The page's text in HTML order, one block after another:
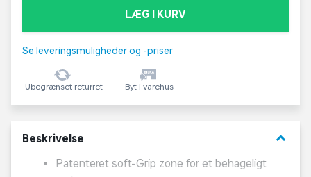
LÆG I KURV
Se leveringsmuligheder og -priser
Ubegrænset returret Byt i varehus
Beskrivelse keyboard_arrow_down
Patenteret soft-Grip zone for et behageligt